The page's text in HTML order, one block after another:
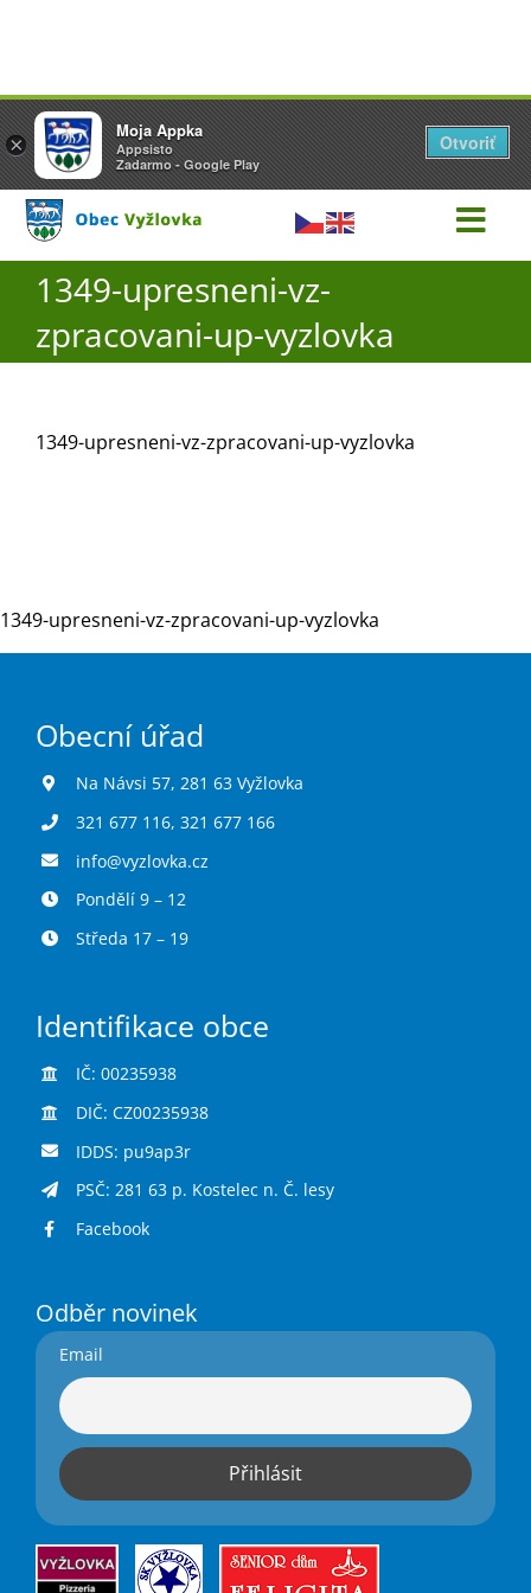
Přeskočit
na
obsah
1349-upresneni-vz-zpracovani-up-vyzlovka
Úřad
O obci
Aktuality
Kontakty
1349-upresneni-vz-
zpracovani-up-vyzlovka
1349-upresneni-vz-zpracovani-up-vyzlovka
1349-upresneni-vz-zpracovani-up-vyzlovka
Obecní úřad
Na Návsi 57, 281 63 Vyžlovka
321 677 116, 321 677 166
info@vyzlovka.cz
Pondělí 9 – 12
Středa 17 – 19
Identifikace obce
IČ: 00235938
DIČ: CZ00235938
IDDS: pu9ap3r
PSČ: 281 63 p. Kostelec n. Č. lesy
Facebook
Odběr novinek
Email
×
Vyžlovka
AppSisto
- In Google Play
Otevřít
×
Moja Appka
Appsisto
Zadarmo - Google Play
Otvoriť